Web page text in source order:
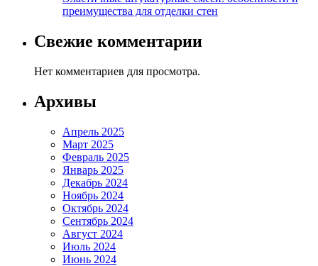
преимущества для отделки стен
Свежие комментарии
Нет комментариев для просмотра.
Архивы
Апрель 2025
Март 2025
Февраль 2025
Январь 2025
Декабрь 2024
Ноябрь 2024
Октябрь 2024
Сентябрь 2024
Август 2024
Июль 2024
Июнь 2024